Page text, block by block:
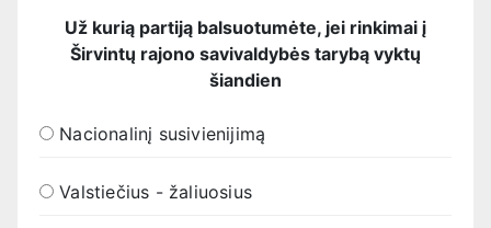
Už kurią partiją balsuotumėte, jei rinkimai į
Širvintų rajono savivaldybės tarybą vyktų
šiandien
Nacionalinį susivienijimą
Valstiečius - žaliuosius